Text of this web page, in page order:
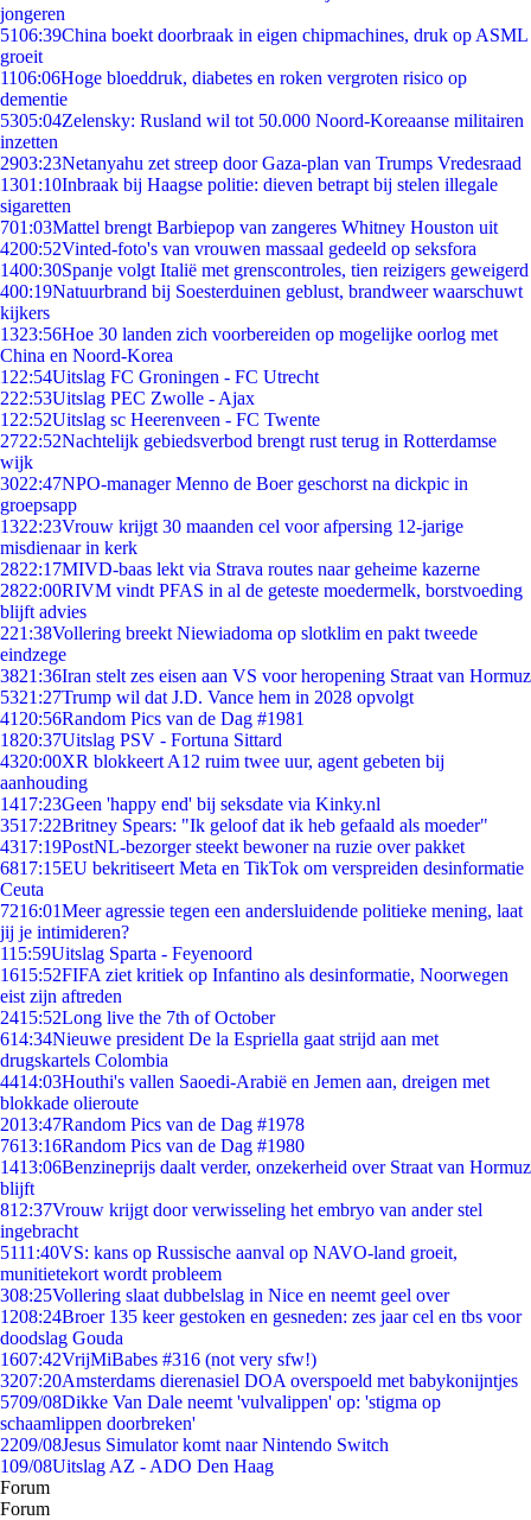
jongeren
5106:39China boekt doorbraak in eigen chipmachines, druk op ASML
groeit
1106:06Hoge bloeddruk, diabetes en roken vergroten risico op
dementie
5305:04Zelensky: Rusland wil tot 50.000 Noord-Koreaanse militairen
inzetten
2903:23Netanyahu zet streep door Gaza-plan van Trumps Vredesraad
1301:10Inbraak bij Haagse politie: dieven betrapt bij stelen illegale
sigaretten
701:03Mattel brengt Barbiepop van zangeres Whitney Houston uit
4200:52Vinted-foto's van vrouwen massaal gedeeld op seksfora
1400:30Spanje volgt Italië met grenscontroles, tien reizigers geweigerd
400:19Natuurbrand bij Soesterduinen geblust, brandweer waarschuwt
kijkers
1323:56Hoe 30 landen zich voorbereiden op mogelijke oorlog met
China en Noord-Korea
1 22:54Uitslag FC Groningen - FC Utrecht
222:53Uitslag PEC Zwolle - Ajax
1 22:52Uitslag sc Heerenveen - FC Twente
2722:52Nachtelijk gebiedsverbod brengt rust terug in Rotterdamse
wijk
3022:47NPO-manager Menno de Boer geschorst na dickpic in
groepsapp
1322:23Vrouw krijgt 30 maanden cel voor afpersing 12-jarige
misdienaar in kerk
2822:17MIVD-baas lekt via Strava routes naar geheime kazerne
2822:00RIVM vindt PFAS in al de geteste moedermelk, borstvoeding
blijft advies
221:38Vollering breekt Niewiadoma op slotklim en pakt tweede
eindzege
3821:36Iran stelt zes eisen aan VS voor heropening Straat van Hormuz
5321:27Trump wil dat J.D. Vance hem in 2028 opvolgt
41 20:56Random Pics van de Dag #1981
1820:37Uitslag PSV - Fortuna Sittard
4320:00XR blokkeert A12 ruim twee uur, agent gebeten bij
aanhouding
1417:23Geen 'happy end' bij seksdate via Kinky.nl
3517:22Britney Spears: "Ik geloof dat ik heb gefaald als moeder"
4317:19PostNL-bezorger steekt bewoner na ruzie over pakket
6817:15EU bekritiseert Meta en TikTok om verspreiden desinformatie
Ceuta
7216:01Meer agressie tegen een andersluidende politieke mening, laat
jij je intimideren?
115:59Uitslag Sparta - Feyenoord
1615:52FIFA ziet kritiek op Infantino als desinformatie, Noorwegen
eist zijn aftreden
2415:52Long live the 7th of October
614:34Nieuwe president De la Espriella gaat strijd aan met
drugskartels Colombia
4414:03Houthi's vallen Saoedi-Arabië en Jemen aan, dreigen met
blokkade olieroute
2013:47Random Pics van de Dag #1978
7613:16Random Pics van de Dag #1980
1413:06Benzineprijs daalt verder, onzekerheid over Straat van Hormuz
blijft
812:37Vrouw krijgt door verwisseling het embryo van ander stel
ingebracht
5111:40VS: kans op Russische aanval op NAVO-land groeit,
munitietekort wordt probleem
308:25Vollering slaat dubbelslag in Nice en neemt geel over
1208:24Broer 135 keer gestoken en gesneden: zes jaar cel en tbs voor
doodslag Gouda
1607:42VrijMiBabes #316 (not very sfw!)
3207:20Amsterdams dierenasiel DOA overspoeld met babykonijntjes
5709/08Dikke Van Dale neemt 'vulvalippen' op: 'stigma op
schaamlippen doorbreken'
2209/08Jesus Simulator komt naar Nintendo Switch
109/08Uitslag AZ - ADO Den Haag
Forum
Forum